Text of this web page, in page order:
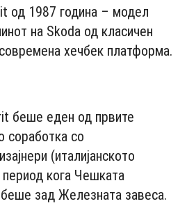
од 1987 година – модел
на Skoda од класичен
хечбек платформа.
беше еден од првите
соработка со
(италијанското
кога Чешката
зад Железната завеса.